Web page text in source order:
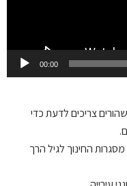
00:00
צריכים לדעת כדי
החינוך לגיל הרך